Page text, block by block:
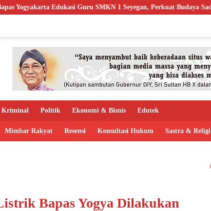
Guru SMKN 1 Seyegan, Perkuat Budaya Sadar Hukum di Sekolah
Kriminal Politik Ekonomi & Bisnis Edutek
Mimbar Rakyat Resensi Konsultasi Hukum Sastra & Religi
Bapas Yogya Dilakukan